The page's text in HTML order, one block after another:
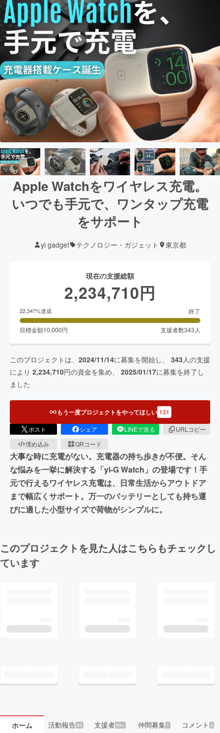
Apple Watchをワイヤレス充電。
いつでも手元で、ワンタップ充電
をサポート
yi gadget テクノロジー・ガジェット 東京都
現在の支援総額
2,234,710円
22,347%達成 終了
目標金額10,000円 支援者数343 人
このプロジェクトは、 2024/11/14に募集を開始し、 343 人の支援
により 2,234,710円の資金を集め、 2025/01/17に募集を終了し
ました
もう一度プロジェクトをやってほしい 131
ポスト シェア LINEで送る
URLコピー
埋め込み
QRコード
大事な時に充電がない。充電器の持ち歩きが不便。そん
な悩みを一挙に解決する「yi-G Watch」の登場です！手
元で行えるワイヤレス充電は、日常生活からアウトドア
まで幅広くサポート。万一のバッテリーとしても持ち運
びに適した小型サイズで荷物がシンプルに。
このプロジェクトを見た人はこちらもチェックし
ています
ホーム 活動報告93 支援者99+ 仲間募集 1 コメント 2